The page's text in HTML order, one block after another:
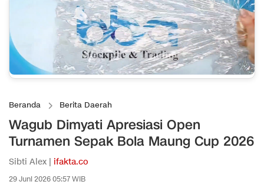
Beranda Berita Daerah
Wagub Dimyati Apresiasi Open
Turnamen Sepak Bola Maung Cup 2026
Sibti Alex | ifakta.co
29 Juni 2026 05:57 WIB